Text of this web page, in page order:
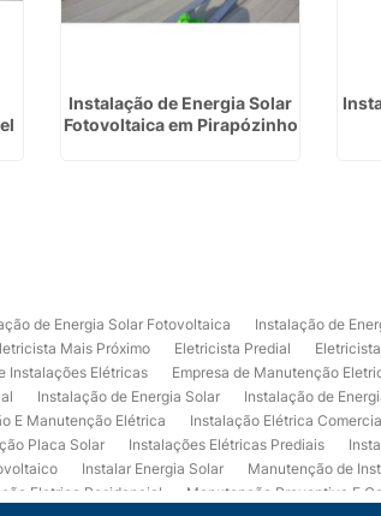
Instalação de Energia Solar
Fotovoltaica em Pirapózinho
de Energia Solar Fotovoltaica Instalação de
Mais Próximo Eletricista Predial
Instalações Elétricas Empresa de Manutenção
Instalação de Energia Solar Instalação de
E Manutenção Elétrica Instalação Elétrica
Placa Solar Instalações Elétricas Prediais
Instalar Energia Solar Manutenção de
Eletrica Residencial
Manutenção Preventiva E